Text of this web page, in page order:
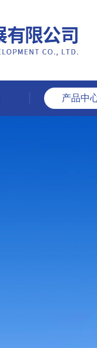
产品中